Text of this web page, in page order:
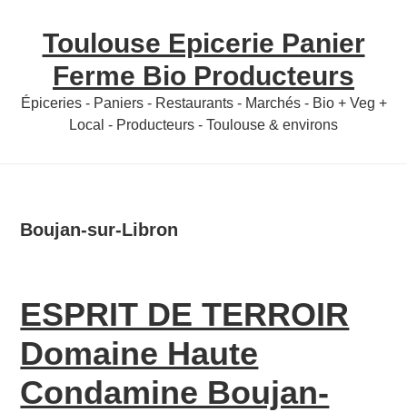
sidebar
Toulouse Epicerie Panier
Ferme Bio Producteurs
Épiceries - Paniers - Restaurants - Marchés - Bio + Veg +
Local - Producteurs - Toulouse & environs
Boujan-sur-Libron
ESPRIT DE TERROIR
Domaine Haute
Condamine Boujan-